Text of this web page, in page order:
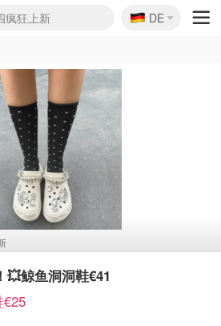
抢！
疯狂上新
大促
随时失效
家85折
额外叠85折
促！每日更新
！5折起+叠9折
仅€192
🇩🇪
DE
鲸鱼洞洞鞋€41